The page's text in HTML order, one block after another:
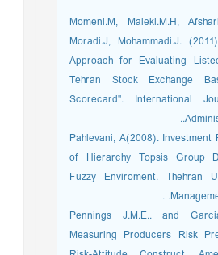
39. Momeni.M, Maleki.M.H,
Moradi.J, Mohammadi.J.
Approach for Evaluating
Tehran Stock Exchange
Scorecard". International
40. Pahlevani, A(2008).
of Hierarchy Topsis Group
Fuzzy Enviroment. Thehran
41. Pennings J.M.E.. and
Measuring Producers Risk